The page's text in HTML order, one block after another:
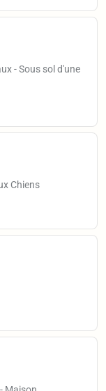
- Sous sol d'une
Chiens